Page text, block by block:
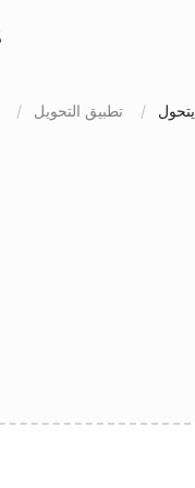
تطبيق التحويل